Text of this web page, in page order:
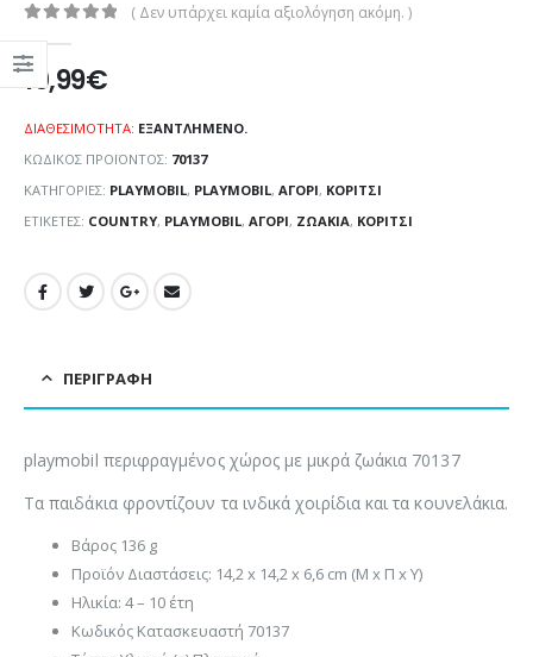
( Δεν υπάρχει καμία αξιολόγηση ακόμη. )
10,99€
ΔΙΑΘΕΣΙΜΌΤΗΤΑ: ΕΞΑΝΤΛΗΜΈΝΟ.
ΚΩΔΙΚΌΣ ΠΡΟΪΌΝΤΟΣ: 70137
ΚΑΤΗΓΟΡΊΕΣ: PLAYMOBIL, PLAYMOBIL, ΑΓΌΡΙ, ΚΟΡΊΤΣΙ
ΕΤΙΚΈΤΕΣ: COUNTRY, PLAYMOBIL, ΑΓΌΡΙ, ΖΩΆΚΙΑ, ΚΟΡΊΤΣΙ
ΠΕΡΙΓΡΑΦΉ
playmobil περιφραγμένος χώρος με μικρά ζωάκια 70137
Τα παιδάκια φροντίζουν τα ινδικά χοιρίδια και τα κουνελάκια.
Βάρος 136 g
Προϊόν Διαστάσεις: 14,2 x 14,2 x 6,6 cm (Μ x Π x Υ)
Ηλικία: 4 – 10 έτη
Κωδικός Κατασκευαστή 70137